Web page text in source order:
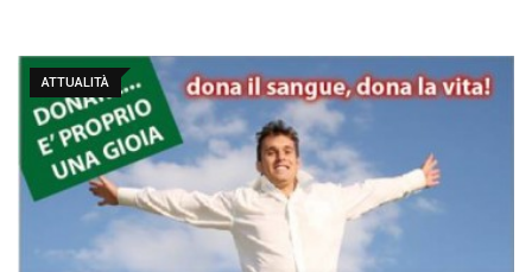
ATTUALITÀ